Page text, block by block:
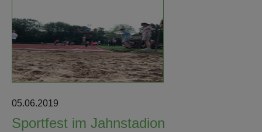
05.06.2019
Sportfest im Jahnstadion